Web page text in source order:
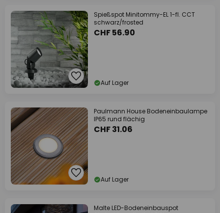
Spießspot Minitommy-EL 1-fl. CCT
schwarz/frosted
CHF 56.90
Auf Lager
Paulmann House Bodeneinbaulampe
IP65 rund flächig
CHF 31.06
Auf Lager
Malte LED-Bodeneinbauspot